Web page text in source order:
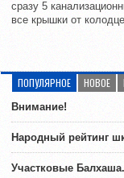
сразу 5
все крышки от
ПОПУЛЯРНОЕ НОВОЕ
Внимание!
Народный рейтинг
Участковые